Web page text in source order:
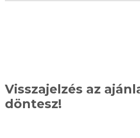
Visszajelzés az
döntesz!